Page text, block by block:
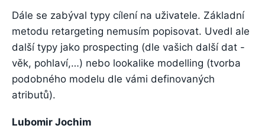
Dále se zabýval typy cílení na uživatele. Základní
metodu retargeting nemusím popisovat. Uvedl ale
další typy jako prospecting (dle vašich další dat -
věk, pohlaví,…) nebo lookalike modelling (tvorba
podobného modelu dle vámi definovaných
atributů).
Lubomir Jochim